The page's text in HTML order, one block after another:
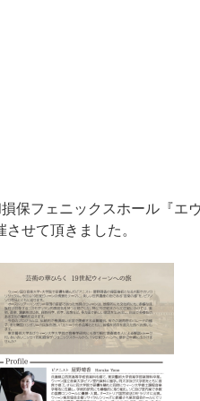
保フェニックスホール『エ
せて頂きました。